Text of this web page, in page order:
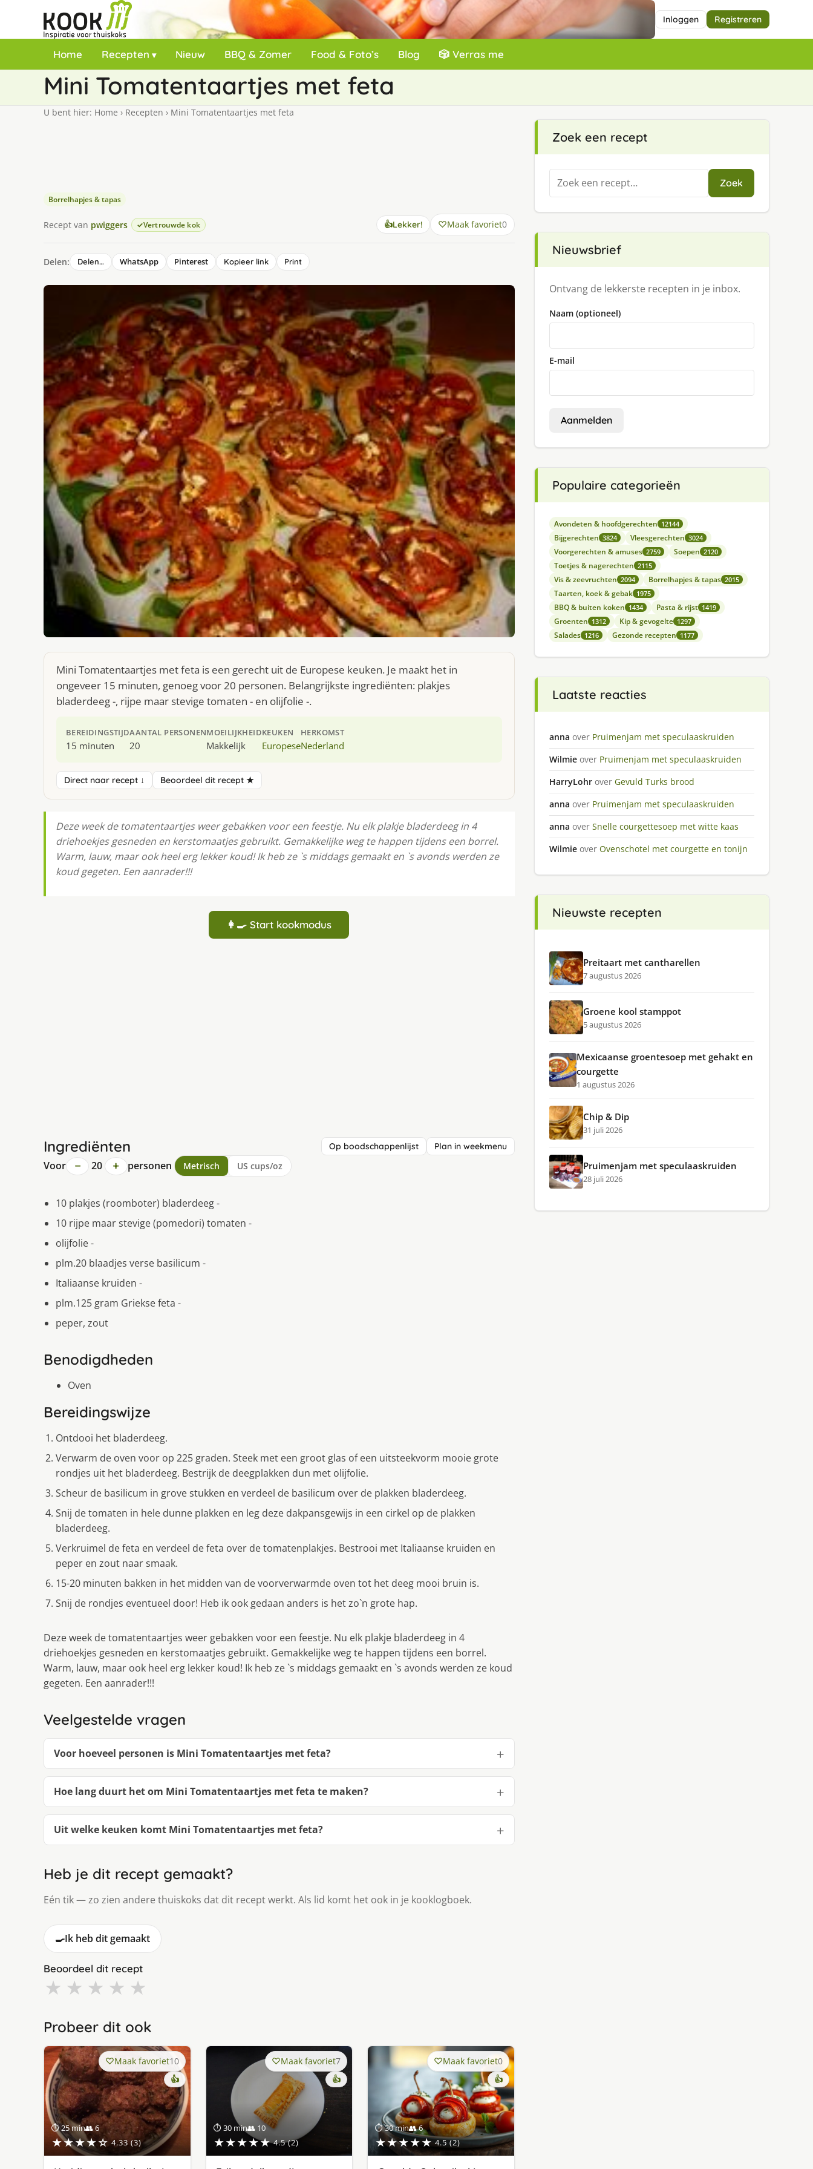
Inloggen Registreren
Home Recepten Nieuw BBQ & Zomer Food & Foto’s Blog 🎲 Verras me
Mini Tomatentaartjes met feta
U bent hier: Home › Recepten › Mini Tomatentaartjes met feta
Borrelhapjes & tapas
Recept van pwiggers Vertrouwde kok 👍Lekker! Maak favoriet0
Delen: Delen… WhatsApp Pinterest Kopieer link Print
Mini Tomatentaartjes met feta is een gerecht uit de Europese keuken. Je maakt het in
ongeveer 15 minuten, genoeg voor 20 personen. Belangrijkste ingrediënten: plakjes
bladerdeeg -, rijpe maar stevige tomaten - en olijfolie -.
BEREIDINGSTIJD
15 minuten
AANTAL PERSONEN
20
MOEILIJKHEID
Makkelijk
KEUKEN
Europese
HERKOMST
Nederland
Direct naar recept ↓ Beoordeel dit recept ★
Deze week de tomatentaartjes weer gebakken voor een feestje. Nu elk plakje bladerdeeg in 4
driehoekjes gesneden en kerstomaatjes gebruikt. Gemakkelijke weg te happen tijdens een borrel.
Warm, lauw, maar ook heel erg lekker koud! Ik heb ze `s middags gemaakt en `s avonds werden ze
koud gegeten. Een aanrader!!!
👩‍🍳 Start kookmodus
Ingrediënten Op boodschappenlijst Plan in weekmenu
Voor − 20 + personen Metrisch US cups/oz
10 plakjes (roomboter) bladerdeeg -
10 rijpe maar stevige (pomedori) tomaten -
olijfolie -
plm.20 blaadjes verse basilicum -
Italiaanse kruiden -
plm.125 gram Griekse feta -
peper, zout
Benodigdheden
Oven
Bereidingswijze
Ontdooi het bladerdeeg.
Verwarm de oven voor op 225 graden. Steek met een groot glas of een uitsteekvorm mooie grote
rondjes uit het bladerdeeg. Bestrijk de deegplakken dun met olijfolie.
Scheur de basilicum in grove stukken en verdeel de basilicum over de plakken bladerdeeg.
Snij de tomaten in hele dunne plakken en leg deze dakpansgewijs in een cirkel op de plakken
bladerdeeg.
Verkruimel de feta en verdeel de feta over de tomatenplakjes. Bestrooi met Italiaanse kruiden en
peper en zout naar smaak.
15-20 minuten bakken in het midden van de voorverwarmde oven tot het deeg mooi bruin is.
Snij de rondjes eventueel door! Heb ik ook gedaan anders is het zo`n grote hap.
Deze week de tomatentaartjes weer gebakken voor een feestje. Nu elk plakje bladerdeeg in 4
driehoekjes gesneden en kerstomaatjes gebruikt. Gemakkelijke weg te happen tijdens een borrel.
Warm, lauw, maar ook heel erg lekker koud! Ik heb ze `s middags gemaakt en `s avonds werden ze koud
gegeten. Een aanrader!!!
Veelgestelde vragen
Voor hoeveel personen is Mini Tomatentaartjes met feta?
Hoe lang duurt het om Mini Tomatentaartjes met feta te maken?
Uit welke keuken komt Mini Tomatentaartjes met feta?
Heb je dit recept gemaakt?
Eén tik — zo zien andere thuiskoks dat dit recept werkt. Als lid komt het ook in je kooklogboek.
🍳Ik heb dit gemaakt
Beoordeel dit recept
★ ★ ★ ★ ★
Probeer dit ook
⏱ 25 min👥 6
★★★★☆ 4.33 (3)
Maak favoriet10
👍
⏱ 30 min👥 10
★★★★★ 4.5 (2)
Maak favoriet7
👍
⏱ 30 min👥 6
★★★★★ 4.5 (2)
Maak favoriet0
👍
Zoek een recept
Zoeken
naar:
Zoek
Nieuwsbrief
Ontvang de lekkerste recepten in je inbox.
Naam (optioneel)
E-mail
Aanmelden
Populaire categorieën
Avondeten & hoofdgerechten 12144
Bijgerechten 3824 Vleesgerechten 3024
Voorgerechten & amuses 2759 Soepen 2120
Toetjes & nagerechten 2115
Vis & zeevruchten 2094 Borrelhapjes & tapas 2015
Taarten, koek & gebak 1975
BBQ & buiten koken 1434 Pasta & rijst 1419
Groenten 1312 Kip & gevogelte 1297
Salades 1216 Gezonde recepten 1177
Laatste reacties
anna over Pruimenjam met speculaaskruiden
Wilmie over Pruimenjam met speculaaskruiden
HarryLohr over Gevuld Turks brood
anna over Pruimenjam met speculaaskruiden
anna over Snelle courgettesoep met witte kaas
Wilmie over Ovenschotel met courgette en tonijn
Nieuwste recepten
Preitaart met cantharellen
7 augustus 2026
Groene kool stamppot
5 augustus 2026
Mexicaanse groentesoep met gehakt en
courgette
1 augustus 2026
Chip & Dip
31 juli 2026
Pruimenjam met speculaaskruiden
28 juli 2026